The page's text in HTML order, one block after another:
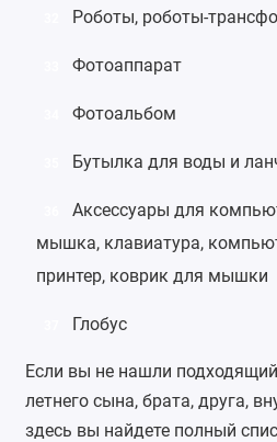
Роботы, роботы-
Фотоаппарат
Фотоальбом
Бутылка для воды и
Аксессуары для
мышка, клавиатура,
принтер, коврик для мышки
Глобус
Если вы не нашли
летнего сына, брата, друга,
здесь вы найдете полный